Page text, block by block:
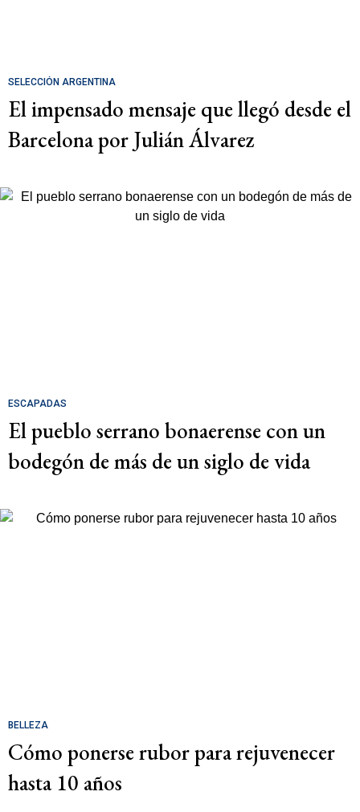
SELECCIÓN ARGENTINA
El impensado mensaje que llegó desde el
Barcelona por Julián Álvarez
ESCAPADAS
El pueblo serrano bonaerense con un
bodegón de más de un siglo de vida
BELLEZA
Cómo ponerse rubor para rejuvenecer
hasta 10 años